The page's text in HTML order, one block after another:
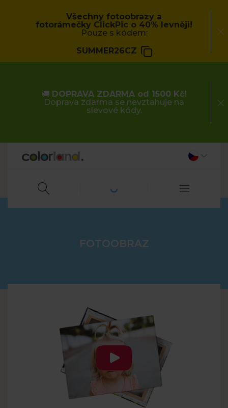
Všechny fotoobrazy a
fotorámečky ClickPic o 40% levněji!
Pouze s kódem:
SUMMER26CZ
🚚 DOPRAVA ZDARMA od 1500 Kč!
Doprava zdarma se nevztahuje na
slevové kódy.
FOTOOBRAZ